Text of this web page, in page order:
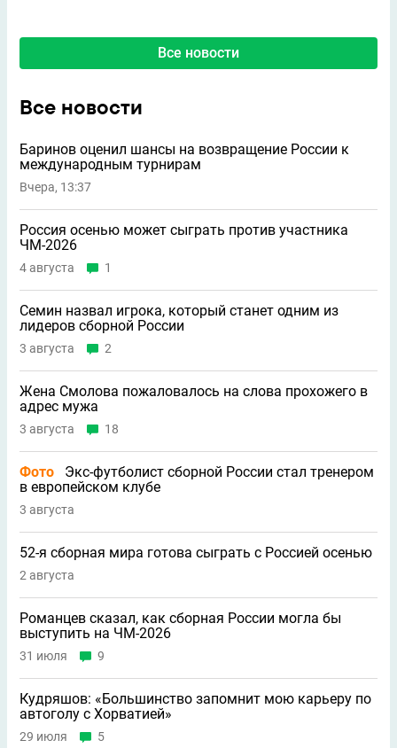
Все новости
Все новости
Баринов оценил шансы на возвращение России к
международным турнирам
Вчера, 13:37
Россия осенью может сыграть против участника
ЧМ-2026
4 августа 1
Семин назвал игрока, который станет одним из
лидеров сборной России
3 августа 2
Жена Смолова пожаловалось на слова прохожего в
адрес мужа
3 августа 18
Фото
Экс-футболист сборной России стал тренером
в европейском клубе
3 августа
52-я сборная мира готова сыграть с Россией осенью
2 августа
Романцев сказал, как сборная России могла бы
выступить на ЧМ-2026
31 июля 9
Кудряшов: «Большинство запомнит мою карьеру по
автоголу с Хорватией»
29 июля 5